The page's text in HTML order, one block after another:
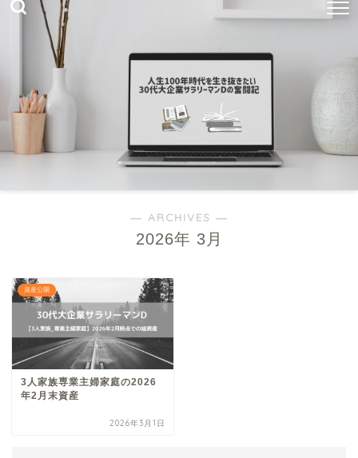
― ARCHIVES ―
2026年 3月
資産公開
3人家族専業主婦家庭の2026
年2月末資産
2026年3月1日